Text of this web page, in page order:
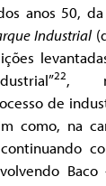
anos 50,
Industrial
22,
de
como, na
Baco